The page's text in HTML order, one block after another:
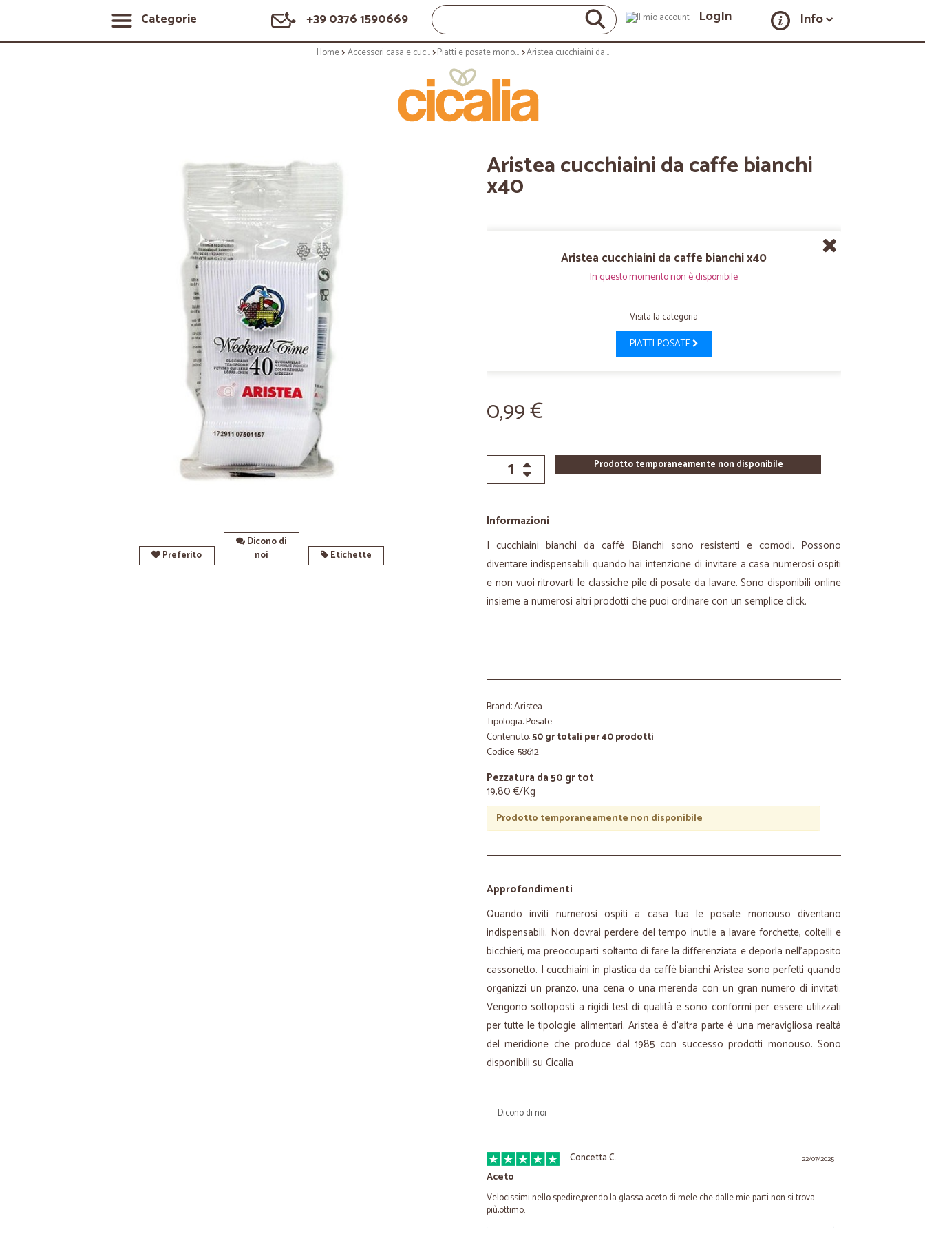
Categorie +39 0376 1590669 LogIn Info
Home Accessori casa e cucina Piatti e posate monouso Aristea cucchiaini da caffe bianchi x40
Preferito
Dicono di
noi
Etichette
Aristea cucchiaini da caffe bianchi
x40
Aristea cucchiaini da caffe bianchi x40
In questo momento non è disponibile
Visita la categoria
PIATTI-POSATE
0,99 €
Prodotto temporaneamente non disponibile
Informazioni
I cucchiaini bianchi da caffè Bianchi sono resistenti e comodi. Possono
diventare indispensabili quando hai intenzione di invitare a casa numerosi ospiti
e non vuoi ritrovarti le classiche pile di posate da lavare. Sono disponibili online
insieme a numerosi altri prodotti che puoi ordinare con un semplice click.
Brand: Aristea
Tipologia: Posate
Contenuto:50 gr totali per 40 prodotti
Codice: 58612
Pezzatura da 50 gr tot
19,80 €/Kg
Prodotto temporaneamente non disponibile
Approfondimenti
Quando inviti numerosi ospiti a casa tua le posate monouso diventano
indispensabili. Non dovrai perdere del tempo inutile a lavare forchette, coltelli e
bicchieri, ma preoccuparti soltanto di fare la differenziata e deporla nell'apposito
cassonetto. I cucchiaini in plastica da caffè bianchi Aristea sono perfetti quando
organizzi un pranzo, una cena o una merenda con un gran numero di invitati.
Vengono sottoposti a rigidi test di qualità e sono conformi per essere utilizzati
per tutte le tipologie alimentari. Aristea è d'altra parte è una meravigliosa realtà
del meridione che produce dal 1985 con successo prodotti monouso. Sono
disponibili su Cicalia
Dicono di noi
22/07/2025
—Concetta C.
Aceto
Velocissimi nello spedire,prendo la glassa aceto di mele che dalle mie parti non si trova
più,ottimo.